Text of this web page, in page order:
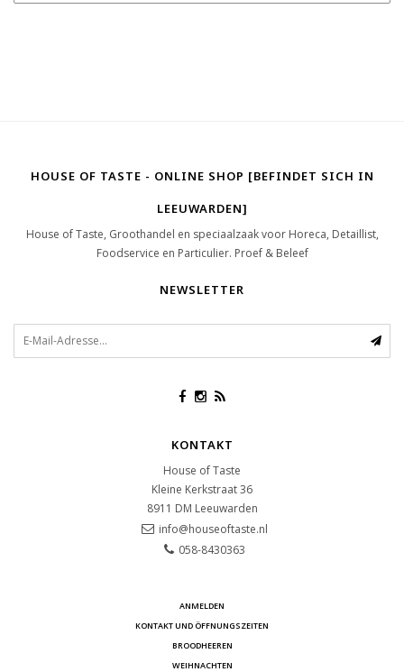
HOUSE OF TASTE - ONLINE SHOP [BEFINDET SICH IN
LEEUWARDEN]
House of Taste, Groothandel en speciaalzaak voor Horeca, Detaillist,
Foodservice en Particulier. Proef & Beleef
NEWSLETTER
KONTAKT
House of Taste
Kleine Kerkstraat 36
8911 DM Leeuwarden
info@houseoftaste.nl
058-8430363
ANMELDEN
KONTAKT UND ÖFFNUNGSZEITEN
BROODHEEREN
WEIHNACHTEN